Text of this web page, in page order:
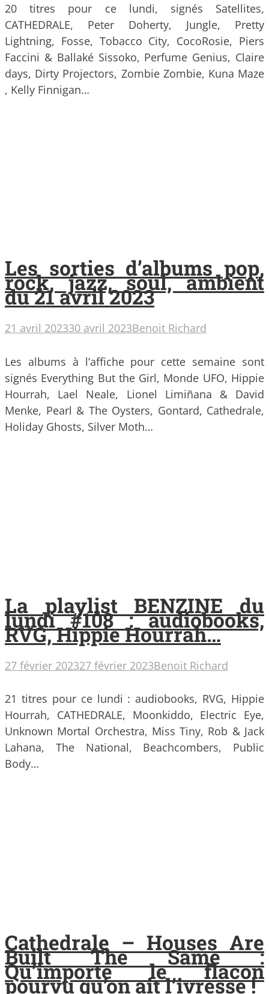
20 titres pour ce lundi, signés Satellites,
CATHEDRALE, Peter Doherty, Jungle, Pretty
Lightning, Fosse, Tobacco City, CocoRosie, Piers
Faccini & Ballaké Sissoko, Perfume Genius, Claire
days, Dirty Projectors, Zombie Zombie, Kuna Maze
, Kelly Finnigan…
Les sorties d’albums pop,
rock, jazz, soul, ambient
du 21 avril 2023
21 avril 202330 avril 2023Benoit Richard
Les albums à l’affiche pour cette semaine sont
signés Everything But the Girl, Monde UFO, Hippie
Hourrah, Lael Neale, Lionel Limiñana & David
Menke, Pearl & The Oysters, Gontard, Cathedrale,
Holiday Ghosts, Silver Moth…
La playlist BENZINE du
lundi #108 : audiobooks,
RVG, Hippie Hourrah…
27 février 202327 février 2023Benoit Richard
21 titres pour ce lundi : audiobooks, RVG, Hippie
Hourrah, CATHEDRALE, Moonkiddo, Electric Eye,
Unknown Mortal Orchestra, Miss Tiny, Rob & Jack
Lahana, The National, Beachcombers, Public
Body…
Cathedrale – Houses Are
Built The Same :
Qu’importe le flacon
pourvu qu’on ait l’ivresse !